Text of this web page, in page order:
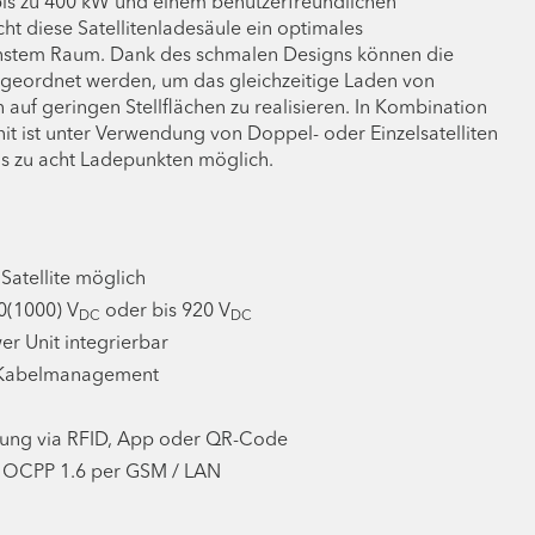
diese Satellitenladesäule ein optimales
Raum. Dank des schmalen Designs können die
werden, um das gleichzeitige Laden von
auf geringen Stellflächen zu realisieren. In Kombination
ist unter Verwendung von Doppel- oder Einzelsatelliten
zu acht Ladepunkten möglich.
möglich
V DC oder bis 920 V DC
Unit integrierbar
via RFID, App oder QR-Code
1.6 per GSM / LAN